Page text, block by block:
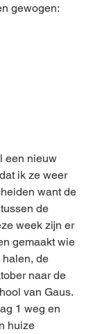
gewogen:
een nieuw
ik ze weer
want de
de
week zijn er
gemaakt wie
de
naar de
van Gaus.
1 weg en
huize